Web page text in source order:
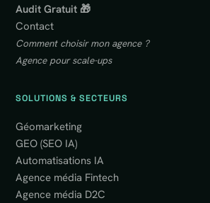
Audit Gratuit 🎁
Contact
Comment choisir mon agence ?
Agence pour scale-ups
SOLUTIONS & SECTEURS
Géomarketing
GEO (SEO IA)
Automatisations IA
Agence média Fintech
Agence média D2C